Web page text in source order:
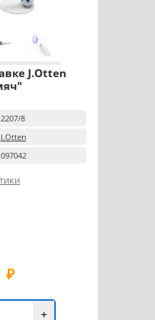
J.Otten
2207/8
J.Otten
097042
₽
+